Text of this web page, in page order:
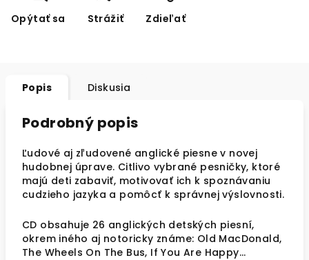
Opýtať sa Strážiť Zdieľať
Popis Diskusia
Podrobný popis
Ľudové aj zľudovené anglické piesne v novej
hudobnej úprave. Citlivo vybrané pesničky, ktoré
majú deti zabaviť, motivovať ich k spoznávaniu
cudzieho jazyka a pomôcť k správnej výslovnosti.
CD obsahuje 26 anglických detských piesní,
okrem iného aj notoricky známe: Old MacDonald,
The Wheels On The Bus, If You Are Happy...